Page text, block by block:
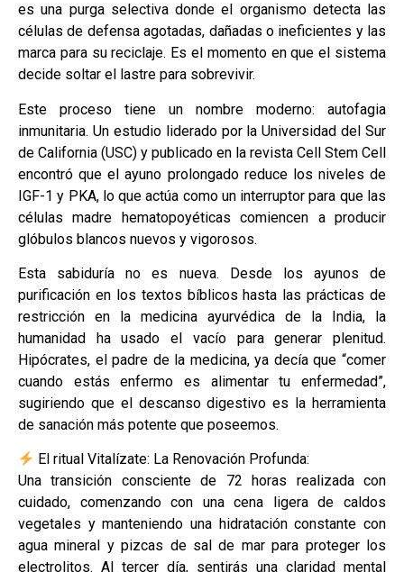
es una purga selectiva donde el organismo detecta las
células de defensa agotadas, dañadas o ineficientes y las
marca para su reciclaje. Es el momento en que el sistema
decide soltar el lastre para sobrevivir.
Este proceso tiene un nombre moderno: autofagia
inmunitaria. Un estudio liderado por la Universidad del Sur
de California (USC) y publicado en la revista Cell Stem Cell
encontró que el ayuno prolongado reduce los niveles de
IGF-1 y PKA, lo que actúa como un interruptor para que las
células madre hematopoyéticas comiencen a producir
glóbulos blancos nuevos y vigorosos.
Esta sabiduría no es nueva. Desde los ayunos de
purificación en los textos bíblicos hasta las prácticas de
restricción en la medicina ayurvédica de la India, la
humanidad ha usado el vacío para generar plenitud.
Hipócrates, el padre de la medicina, ya decía que “comer
cuando estás enfermo es alimentar tu enfermedad”,
sugiriendo que el descanso digestivo es la herramienta
de sanación más potente que poseemos.
El ritual Vitalízate: La Renovación Profunda:
Una transición consciente de 72 horas realizada con
cuidado, comenzando con una cena ligera de caldos
vegetales y manteniendo una hidratación constante con
agua mineral y pizcas de sal de mar para proteger los
electrolitos. Al tercer día, sentirás una claridad mental